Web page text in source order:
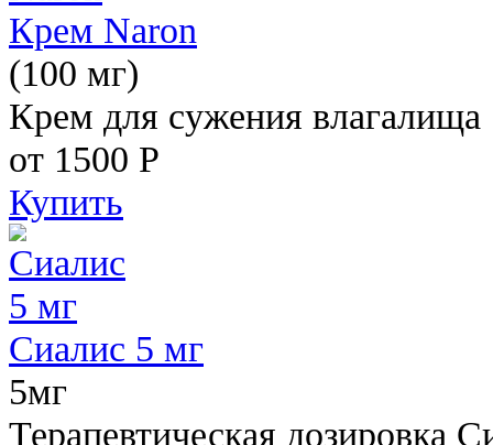
Крем Naron
(100 мг)
Крем для сужения влагалища
от 1500 Р
Купить
Сиалис 5 мг
5мг
Терапевтическая дозировка